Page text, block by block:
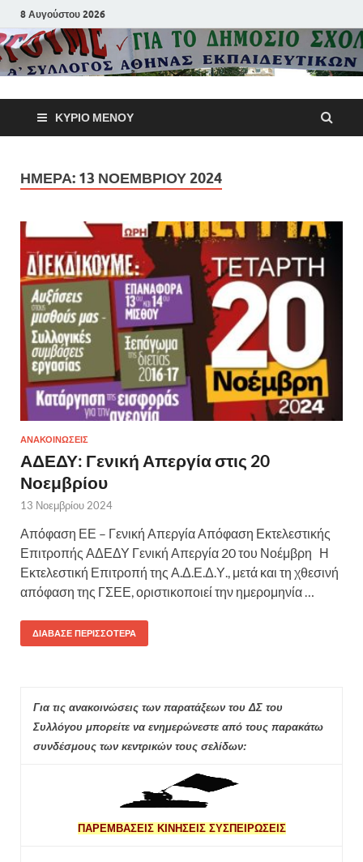
8 Αυγούστου 2026
Α΄
Αθηνών
Π.Ε.
ΚΎΡΙΟ ΜΕΝΟΎ
ΗΜΈΡΑ: 13 ΝΟΕΜΒΡΊΟΥ 2024
ΑΝΑΚΟΙΝΩΣΕΙΣ
ΑΔΕΔΥ: Γενική Απεργία στις 20
Νοεμβρίου
13 Νοεμβρίου 2024
Απόφαση ΕΕ – Γενική Απεργία Απόφαση Εκτελεστικής
Επιτροπής ΑΔΕΔΥ Γενική Απεργία 20 του Νοέμβρη Η
Εκτελεστική Επιτροπή της Α.Δ.Ε.Δ.Υ., μετά και τη χθεσινή
απόφαση της ΓΣΕΕ, οριστικοποιεί την ημερομηνία …
ΔΙΆΒΑΣΕ ΠΕΡΙΣΣΌΤΕΡΑ
Για τις ανακοινώσεις των παρατάξεων του ΔΣ του
Συλλόγου μπορείτε να ενημερώνεστε από τους παρακάτω
συνδέσμους των κεντρικών τους σελίδων:
ΠΑΡΕΜΒΑΣΕΙΣ ΚΙΝΗΣΕΙΣ ΣΥΣΠΕΙΡΩΣΕΙΣ